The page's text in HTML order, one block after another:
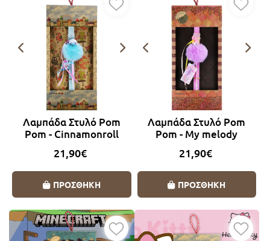
Λαμπάδα Στυλό Pom
Pom - Cinnamonroll
21,90€
ΠΡΟΣΘΗΚΗ
Λαμπάδα Στυλό Pom
Pom - My melody
21,90€
ΠΡΟΣΘΗΚΗ